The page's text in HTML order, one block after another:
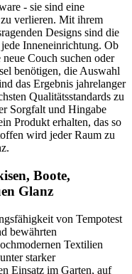
- sie sind eine
verlieren. Mit ihrem
Designs sind die
Inneneinrichtung. Ob
Couch suchen oder
benötigen, die Auswahl
das Ergebnis jahrelanger
Qualitätsstandards zu
Sorgfalt und Hingabe
Produkt erhalten, das so
wird jeder Raum zu
Boote,
Glanz
von Tempotest
bewährten
Textilien
starker
Einsatz im Garten, auf